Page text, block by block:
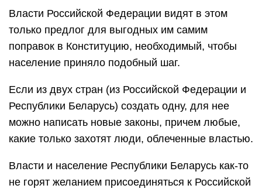
Власти Российской Федерации видят в этом
только предлог для выгодных им самим
поправок в Конституцию, необходимый, чтобы
население приняло подобный шаг.
Если из двух стран (из Российской Федерации и
Республики Беларусь) создать одну, для нее
можно написать новые законы, причем любые,
какие только захотят люди, облеченные властью.
Власти и население Республики Беларусь как-то
не горят желанием присоединяться к Российской